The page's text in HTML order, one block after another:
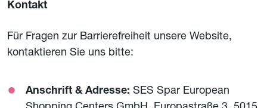
Kontakt
Für Fragen zur Barrierefreiheit unsere Website,
kontaktieren Sie uns bitte:
Anschrift & Adresse: SES Spar European